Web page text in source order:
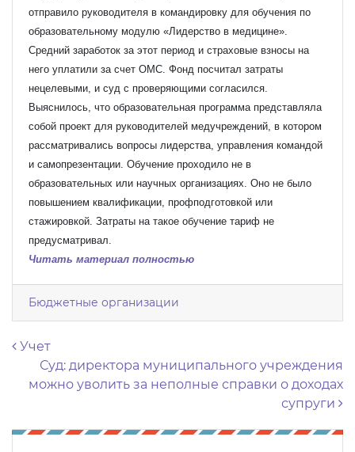
отправило руководителя в командировку для обучения по
образовательному модулю «Лидерство в медицине».
Средний заработок за этот период и страховые взносы на
него уплатили за счет ОМС. Фонд посчитал затраты
нецелевыми, и суд с проверяющими согласился.
Выяснилось, что образовательная программа представляла
собой проект для руководителей медучреждений, в котором
рассматривались вопросы лидерства, управления командой
и самопрезентации. Обучение проходило не в
образовательных или научных организациях. Оно не было
повышением квалификации, профподготовкой или
стажировкой. Затраты на такое обучение тариф не
предусматривал.
Читать материал полностью
Бюджетные организации
Навигация по записям
Учет
Суд: директора муниципального учреждения
можно уволить за неполные справки о доходах
супруги